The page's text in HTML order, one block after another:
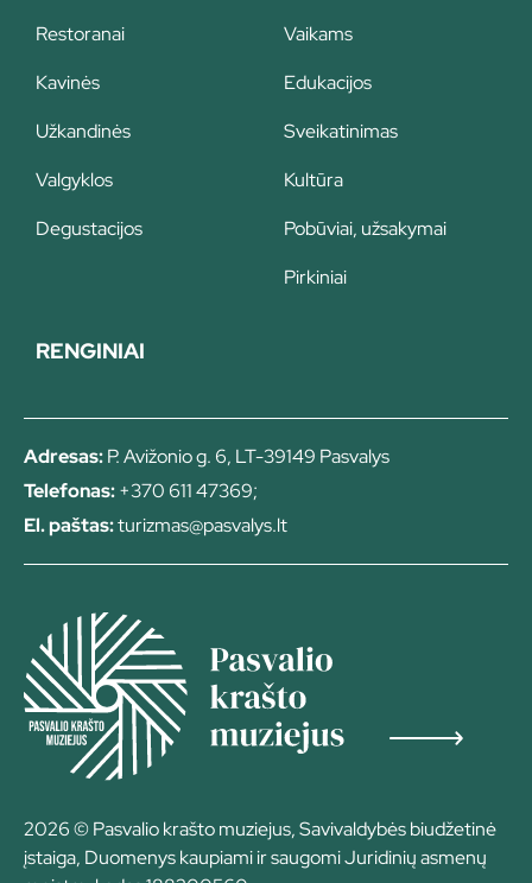
Restoranai
Kavinės
Užkandinės
Valgyklos
Degustacijos
Vaikams
Edukacijos
Sveikatinimas
Kultūra
Pobūviai, užsakymai
Pirkiniai
RENGINIAI
Adresas:P. Avižonio g. 6, LT-39149 Pasvalys
Telefonas:+370 611 47369;
El. paštas:turizmas@pasvalys.lt
2026 © Pasvalio krašto muziejus, Savivaldybės biudžetinė
įstaiga, Duomenys kaupiami ir saugomi Juridinių asmenų